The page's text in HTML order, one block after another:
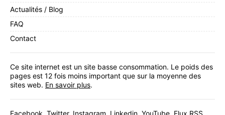
Actualités / Blog
FAQ
Contact
Ce site internet est un site basse consommation. Le poids des
pages est 12 fois moins important que sur la moyenne des
sites web. En savoir plus.
Facebook Twitter, Instagram Linkedin YouTube Flux RSS